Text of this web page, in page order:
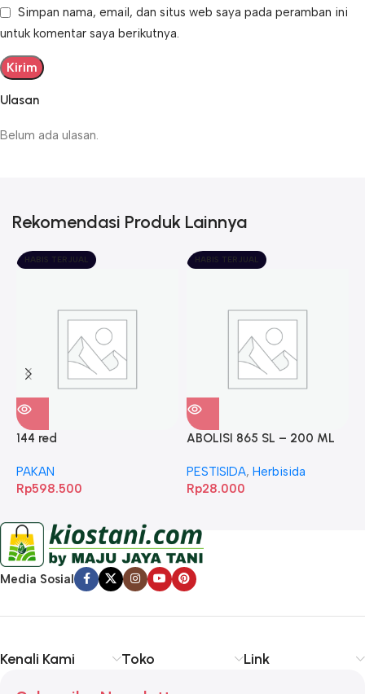
Ulasan
Belum ada ulasan.
Simpan nama, email, dan situs web saya pada peramban ini
untuk komentar saya berikutnya.
Rekomendasi Produk Lainnya
HABIS TERJUAL
144 red
PAKAN
Rp598.500
HABIS TERJUAL
ABOLISI 865 SL – 200 ML
PESTISIDA, Herbisida
Rp28.000
Media Sosial
Kenali Kami Toko Link